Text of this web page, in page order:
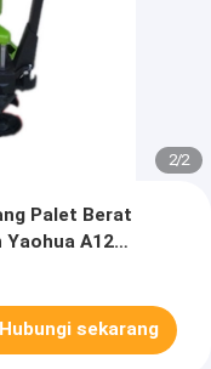
2/2
Palet Berat
Yaohua A12
Hubungi sekarang